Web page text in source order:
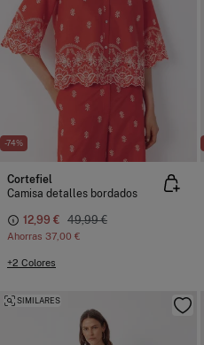
-74%
Cortefiel
Camisa detalles bordados
12,99 € 49,99 €
Ahorras 37,00 €
+2 Colores
SIMILARES